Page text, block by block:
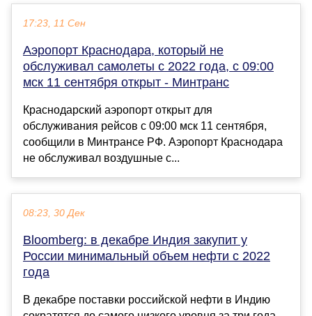
17:23, 11 Сен
Аэропорт Краснодара, который не
обслуживал самолеты с 2022 года, с 09:00
мск 11 сентября открыт - Минтранс
Краснодарский аэропорт открыт для
обслуживания рейсов с 09:00 мск 11 сентября,
сообщили в Минтрансе РФ. Аэропорт Краснодара
не обслуживал воздушные с...
08:23, 30 Дек
Bloomberg: в декабре Индия закупит у
России минимальный объем нефти с 2022
года
В декабре поставки российской нефти в Индию